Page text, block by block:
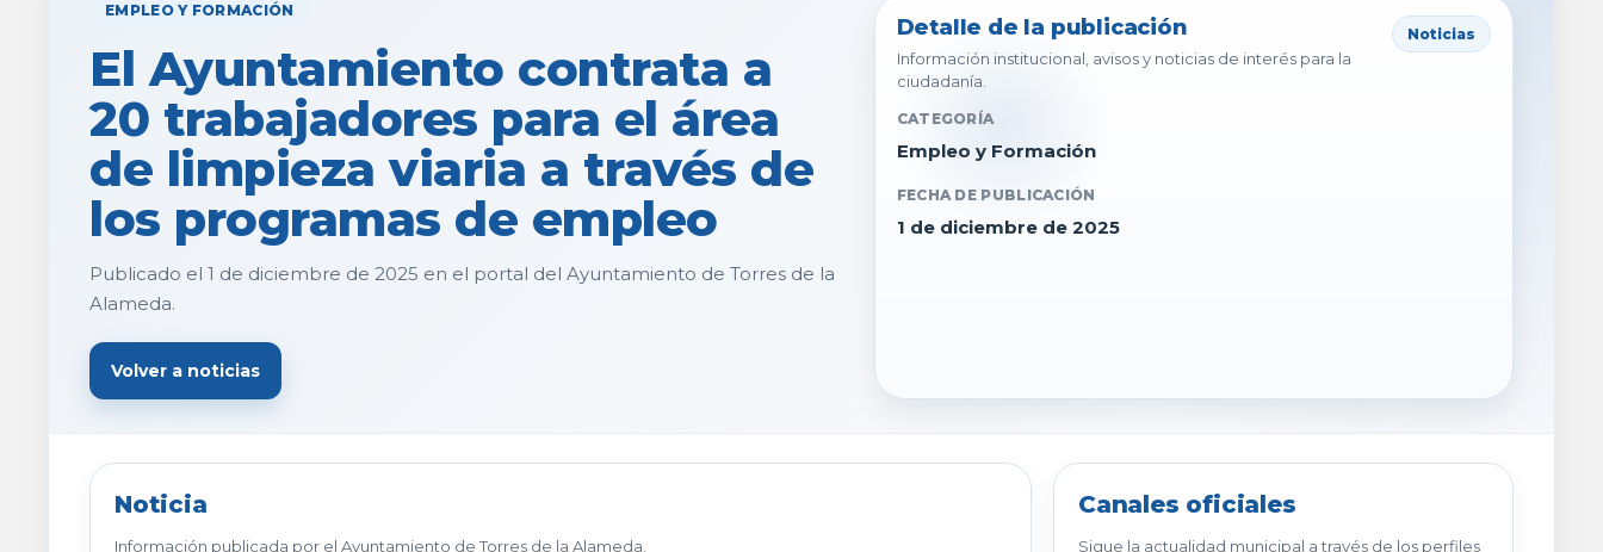
EMPLEO Y FORMACIÓN
El Ayuntamiento contrata a
20 trabajadores para el área
de limpieza viaria a través de
los programas de empleo
Publicado el 1 de diciembre de 2025 en el portal del Ayuntamiento de Torres de la
Alameda.
Volver a noticias
Detalle de la publicación
Información institucional, avisos y noticias de interés para la
ciudadanía.
Noticias
CATEGORÍA
Empleo y Formación
FECHA DE PUBLICACIÓN
1 de diciembre de 2025
Noticia
Información publicada por el Ayuntamiento de Torres de la Alameda.
Canales oficiales
Sigue la actualidad municipal a través de los perfiles